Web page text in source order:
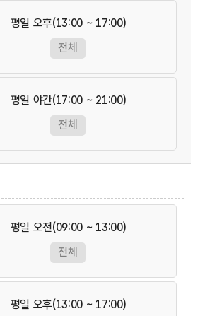
평일 오후(13:00 ~ 17:00)
전체
평일 야간(17:00 ~ 21:00)
전체
평일 오전(09:00 ~ 13:00)
전체
평일 오후(13:00 ~ 17:00)